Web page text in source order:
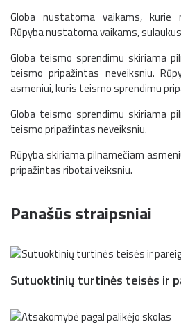
Globa nustatoma vaikams, kurie
Rūpyba nustatoma vaikams,
Globa teismo sprendimu skiriama
teismo pripažintas neveiksniu.
asmeniui, kuris teismo sprendimu
Globa teismo sprendimu skiriama
teismo pripažintas neveiksniu.
Rūpyba skiriama pilnamečiam
pripažintas ribotai veiksniu.
Panašūs straipsniai
Sutuoktinių turtinės teisės ir